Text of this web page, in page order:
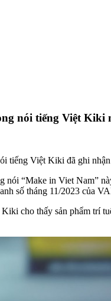
nói tiếng Việt Kiki
tiếng Việt Kiki đã ghi
“Make in Viet Nam”
số tháng 11/2023 của
cho thấy sản phẩm trí